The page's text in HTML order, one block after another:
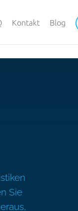
Kontakt Blog
Sie